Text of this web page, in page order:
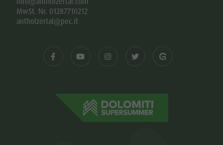
MwSt. Nr. 01287710212
antholzertal@pec.it